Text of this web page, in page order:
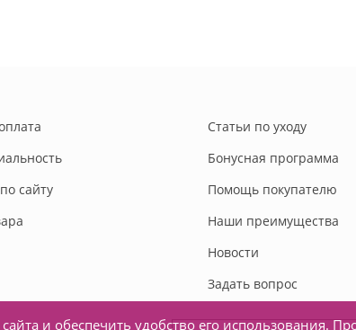
сайту
Статьи по уходу
Бонусная программа
Помощь покупателю
Наши преимущества
Новости
Задать вопрос
и обеспечить удобство его использования.